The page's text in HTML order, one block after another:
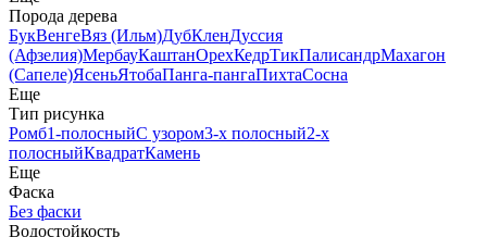
Порода дерева
БукВенгеВяз (Ильм)ДубКленДуссия
(Афзелия)МербауКаштанОрехКедрТикПалисандрМахагон
(Сапеле)ЯсеньЯтобаПанга-пангаПихтаСосна
Еще
Тип рисунка
Ромб1-полосныйС узором3-х полосный2-х
полосныйКвадратКамень
Еще
Фаска
Без фаски
Водостойкость